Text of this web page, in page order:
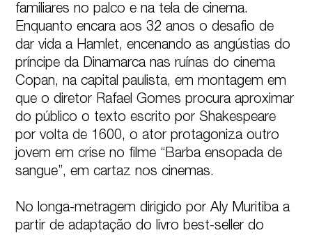
familiares no palco e na tela de cinema.
Enquanto encara aos 32 anos o desafio de
dar vida a Hamlet, encenando as angústias do
príncipe da Dinamarca nas ruínas do cinema
Copan, na capital paulista, em montagem em
que o diretor Rafael Gomes procura aproximar
do público o texto escrito por Shakespeare
por volta de 1600, o ator protagoniza outro
jovem em crise no filme “Barba ensopada de
sangue”, em cartaz nos cinemas.
No longa-metragem dirigido por Aly Muritiba a
partir de adaptação do livro best-seller do